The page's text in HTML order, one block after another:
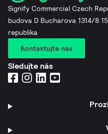
Signify Commercial Czech
budova D Bucharova 1314/8
republika
Kontaktujte nás
Sledujte nás